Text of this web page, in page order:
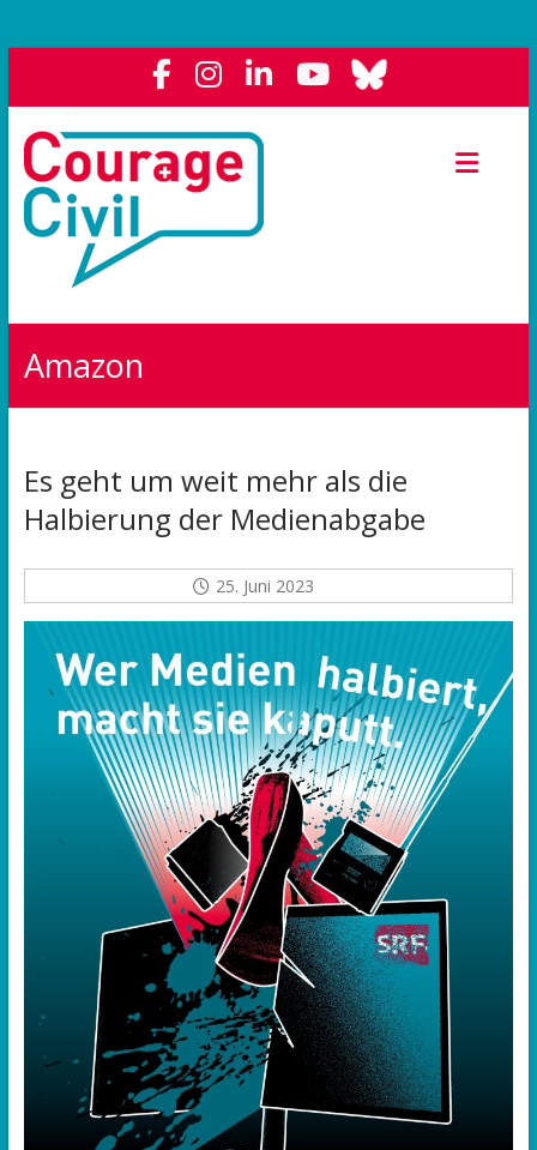
Courage
Civil
Weil
Demokratie
Amazon
Es geht um weit mehr als die
Halbierung der Medienabgabe
25. Juni 2023